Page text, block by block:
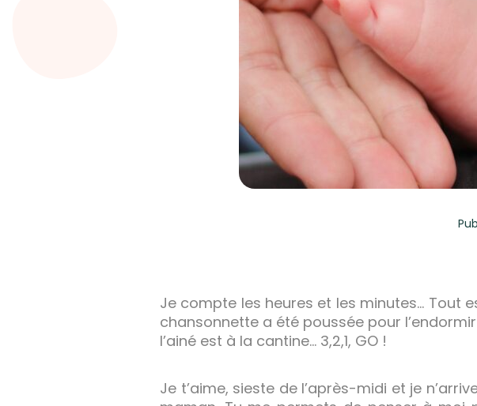
Je compte les heures et les minutes… Tout
chansonnette a été poussée pour
l’ainé est à la cantine… 3,2,1, GO !
Je t’aime, sieste de l’après-midi et je